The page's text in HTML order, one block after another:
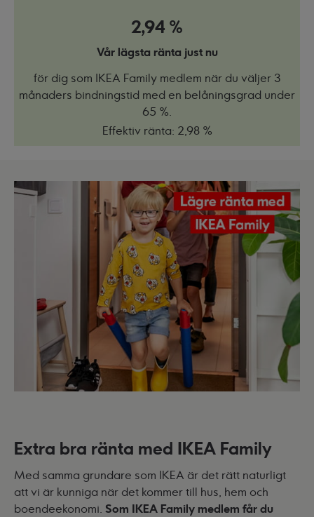
2,94 %
Vår lägsta ränta just nu
för dig som IKEA Family medlem när du väljer 3
månaders bindningstid med en belåningsgrad under
65 %.
Effektiv ränta: 2,98 %
Extra bra ränta med IKEA Family
Med samma grundare som IKEA är det rätt naturligt
att vi är kunniga när det kommer till hus, hem och
boendeekonomi. Som IKEA Family medlem får du